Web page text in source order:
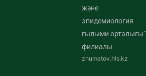
және
эпидемиология
ғылыми орталығы"
филиалы
zhumatov.hls.kz